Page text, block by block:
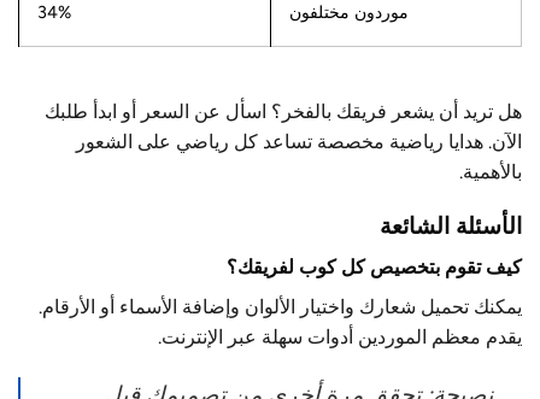
موردون مختلفون 34%
هل تريد أن يشعر فريقك بالفخر؟ اسأل عن السعر أو ابدأ طلبك
الآن. هدايا رياضية مخصصة تساعد كل رياضي على الشعور
بالأهمية.
الأسئلة الشائعة
كيف تقوم بتخصيص كل كوب لفريقك؟
يمكنك تحميل شعارك واختيار الألوان وإضافة الأسماء أو الأرقام.
يقدم معظم الموردين أدوات سهلة عبر الإنترنت.